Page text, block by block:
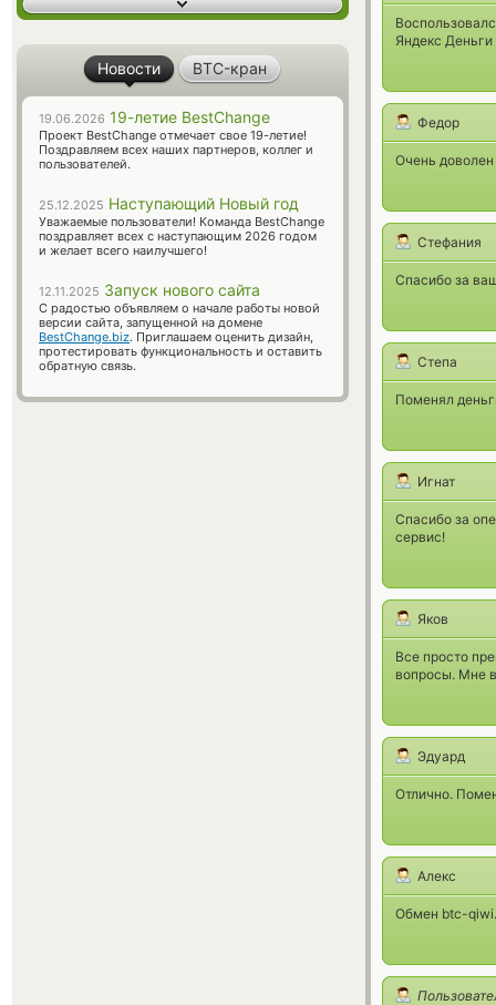
Яндекс Деньги
Федор
Очень
Стефания
Спасибо за
Степа
Поменял
Игнат
Спасибо за
сервис!
Яков
Все просто
вопросы. Мне
Эдуард
Отлично.
Алекс
Обмен btc-qiwi.
Новости BTC-кран
19.06.2026 19-летие BestChange
Проект BestChange отмечает свое 19-летие!
Поздравляем всех наших партнеров, коллег и
пользователей.
25.12.2025 Наступающий Новый год
Уважаемые пользователи! Команда BestChange
поздравляет всех с наступающим 2026 годом
и желает всего наилучшего!
12.11.2025 Запуск нового сайта
С радостью объявляем о начале работы новой
версии сайта, запущенной на домене
BestChange.biz. Приглашаем оценить дизайн,
протестировать функциональность и оставить
обратную связь.